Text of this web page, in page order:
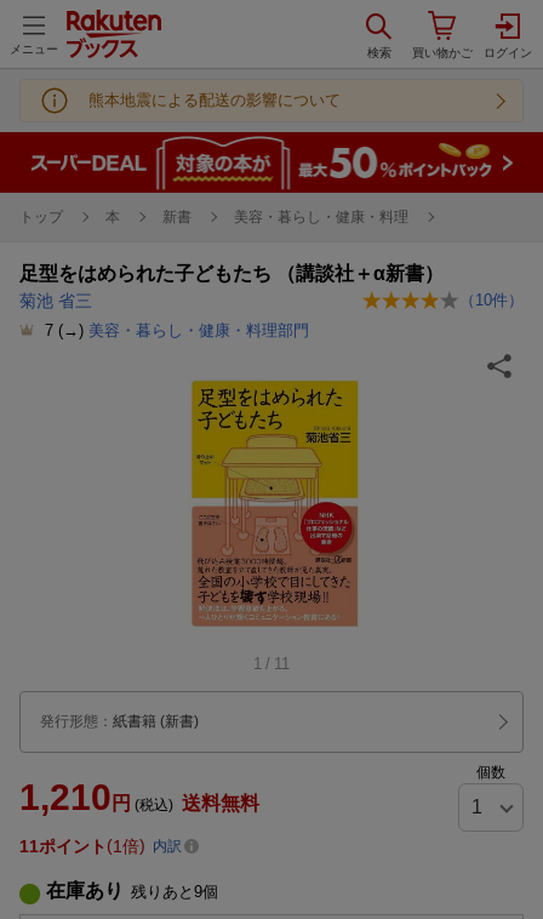
メニュー
熊本地震による配送の影響について
トップ 本 新書 美容・暮らし・健康・料理
足型をはめられた子どもたち （講談社＋α新書）
菊池 省三 （ 10件）
7 (→) 美容・暮らし・健康・料理部門
1 / 11
発行形態 ： 紙書籍 (新書)
1,210 円 (税込) 送料無料
個数
11ポイント 1倍 内訳
在庫あり 残りあと 9個